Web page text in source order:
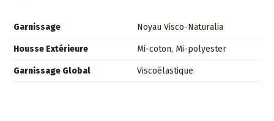
Garnissage Noyau Visco-Naturalia
Housse Extérieure Mi-coton, Mi-polyester
Garnissage Global Viscoélastique